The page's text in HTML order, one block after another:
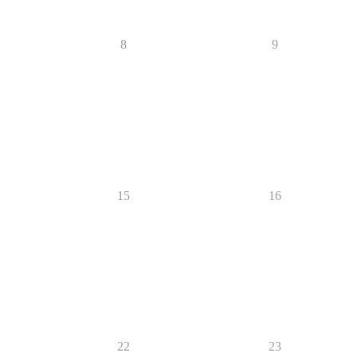
8 9
15 16
22 23